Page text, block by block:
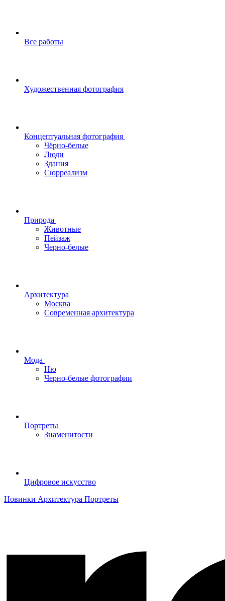
Все работы
Художественная фотография
Концептуальная фотография
Чёрно-белые
Люди
Здания
Сюрреализм
Природа
Животные
Пейзаж
Черно-белые
Архитектура
Москва
Современная архитектура
Мода
Ню
Черно-белые фотографии
Портреты
Знаменитости
Цифровое искусство
Новинки Архитектура Портреты